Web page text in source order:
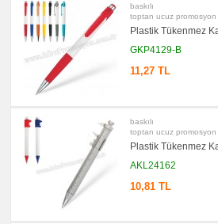
baskılı
toptan ucuz promosyon
Plastik Tükenmez
GKP4129-B
11,27 TL
baskılı
toptan ucuz promosyon
Plastik Tükenmez
AKL24162
10,81 TL
promosyon
Saat
promosyon
Kalem
Seti
promosyon
Kalemlik
promosyon
Takvim
Bloknot